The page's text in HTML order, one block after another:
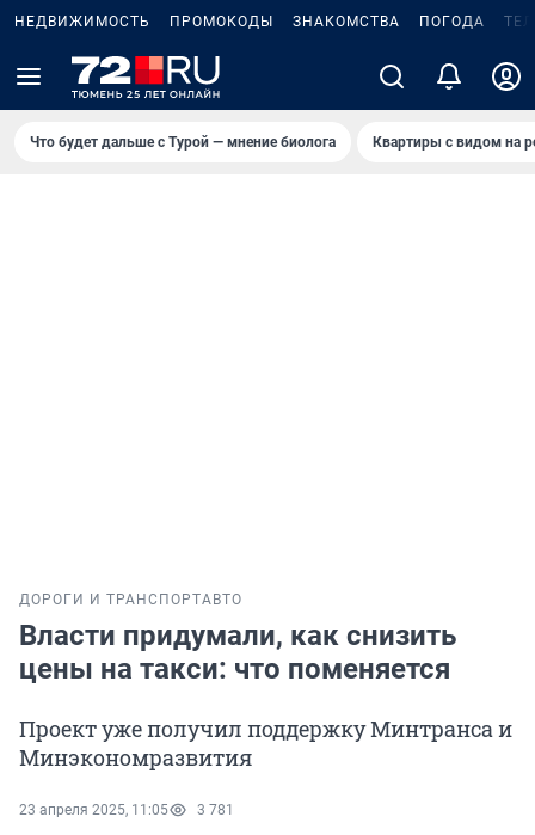
НЕДВИЖИМОСТЬ ПРОМОКОДЫ ЗНАКОМСТВА ПОГОДА
Что будет дальше с Турой — мнение биолога Квартиры с видом на
ДОРОГИ И ТРАНСПОРТАВТО
Власти придумали, как снизить
цены на такси: что поменяется
Проект уже получил поддержку Минтранса и
Минэкономразвития
23 апреля 2025, 11:05 3 781